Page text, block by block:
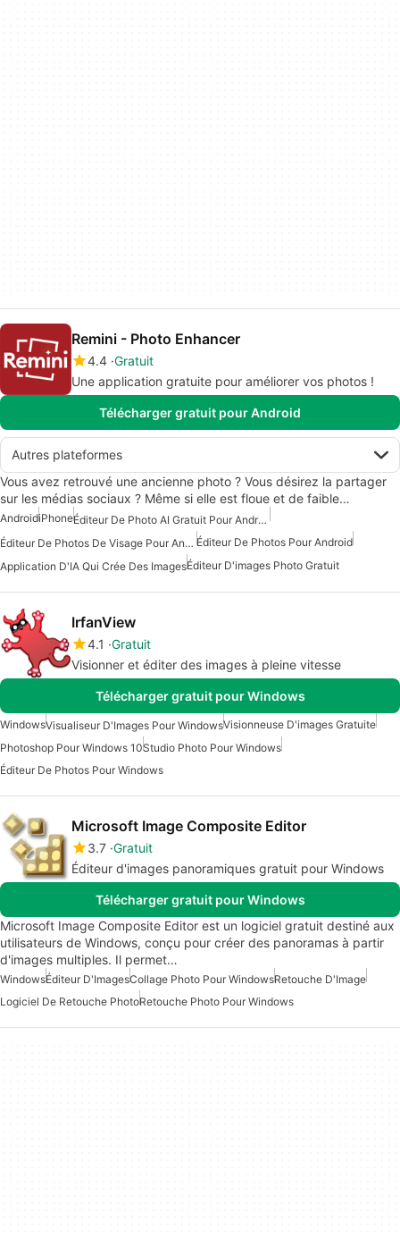
Remini - Photo Enhancer
4.4 Gratuit
Une application gratuite pour améliorer vos photos !
Télécharger gratuit pour Android
Autres plateformes
Vous avez retrouvé une ancienne photo ? Vous désirez la partager
sur les médias sociaux ? Même si elle est floue et de faible…
AndroidiPhone
Éditeur De Photo AI Gratuit Pour Android
Éditeur De Photos De Visage Pour Android Éditeur De Photos Pour Android
Application D'IA Qui Crée Des ImagesÉditeur D'images Photo Gratuit
IrfanView
4.1 Gratuit
Visionner et éditer des images à pleine vitesse
Télécharger gratuit pour Windows
WindowsVisualiseur D'Images Pour WindowsVisionneuse D'images Gratuite
Photoshop Pour Windows 10Studio Photo Pour Windows
Éditeur De Photos Pour Windows
Microsoft Image Composite Editor
3.7 Gratuit
Éditeur d'images panoramiques gratuit pour Windows
Télécharger gratuit pour Windows
Microsoft Image Composite Editor est un logiciel gratuit destiné aux
utilisateurs de Windows, conçu pour créer des panoramas à partir
d'images multiples. Il permet…
WindowsÉditeur D'ImagesCollage Photo Pour WindowsRetouche D'Image
Logiciel De Retouche PhotoRetouche Photo Pour Windows